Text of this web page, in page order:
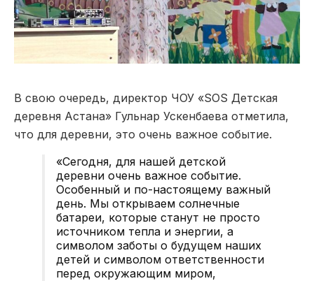
В свою очередь, директор ЧОУ «SOS Детская
деревня Астана» Гульнар Ускенбаева отметила,
что для деревни, это очень важное событие.
«Сегодня, для нашей детской
деревни очень важное событие.
Особенный и по-настоящему важный
день. Мы открываем солнечные
батареи, которые станут не просто
источником тепла и энергии, а
символом заботы о будущем наших
детей и символом ответственности
перед окружающим миром,